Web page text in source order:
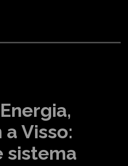
Visso:
sistema